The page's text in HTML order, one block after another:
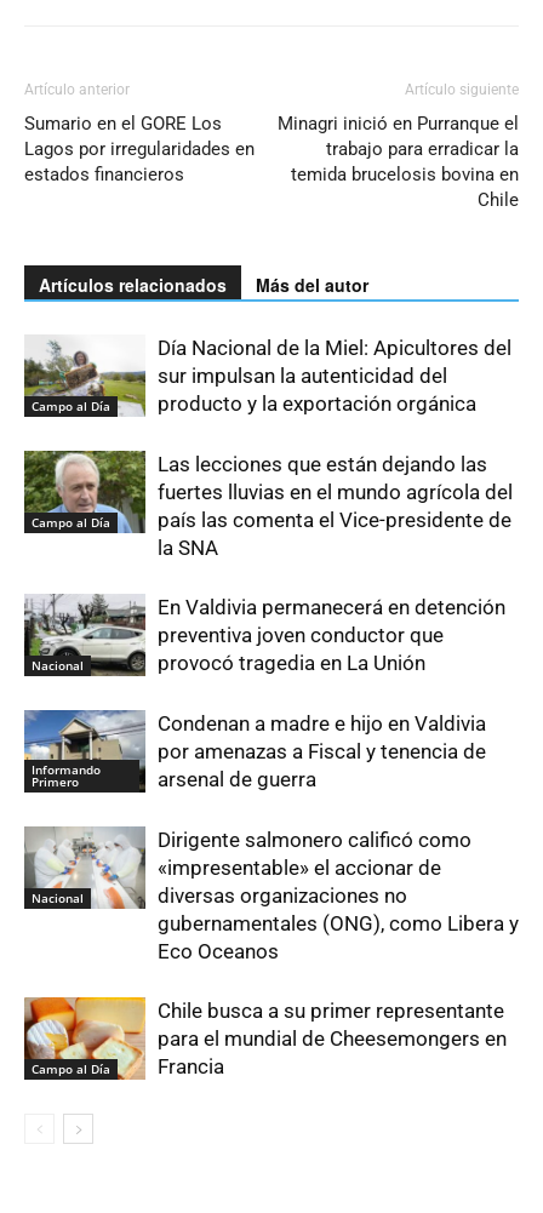
Artículo anterior
Sumario en el GORE Los
Lagos por irregularidades en
estados financieros
Artículo siguiente
Minagri inició en Purranque el
trabajo para erradicar la
temida brucelosis bovina en
Chile
Artículos relacionados Más del autor
Campo al Día
Día Nacional de la Miel: Apicultores del
sur impulsan la autenticidad del
producto y la exportación orgánica
Campo al Día
Las lecciones que están dejando las
fuertes lluvias en el mundo agrícola del
país las comenta el Vice-presidente de
la SNA
Nacional
En Valdivia permanecerá en detención
preventiva joven conductor que
provocó tragedia en La Unión
Informando
Primero
Condenan a madre e hijo en Valdivia
por amenazas a Fiscal y tenencia de
arsenal de guerra
Nacional
Dirigente salmonero calificó como
«impresentable» el accionar de
diversas organizaciones no
gubernamentales (ONG), como Libera y
Eco Oceanos
Campo al Día
Chile busca a su primer representante
para el mundial de Cheesemongers en
Francia